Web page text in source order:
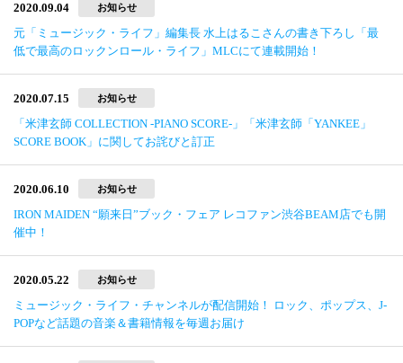
2020.09.04 お知らせ
元「ミュージック・ライフ」編集長 水上はるこさんの書き下ろし「最
低で最高のロックンロール・ライフ」MLCにて連載開始！
2020.07.15 お知らせ
「米津玄師 COLLECTION -PIANO SCORE-」「米津玄師「YANKEE」
SCORE BOOK」に関してお詫びと訂正
2020.06.10 お知らせ
IRON MAIDEN “願来日”ブック・フェア レコファン渋谷BEAM店でも開
催中！
2020.05.22 お知らせ
ミュージック・ライフ・チャンネルが配信開始！ ロック、ポップス、J-
POPなど話題の音楽＆書籍情報を毎週お届け